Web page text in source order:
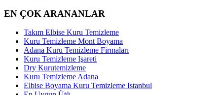
EN ÇOK ARANANLAR
Takım Elbise Kuru Temizleme
Kuru Temizleme Mont Boyama
Adana Kuru Temizleme Firmaları
Kuru Temizleme Işareti
Dry Kurutemizleme
Kuru Temizleme Adana
Elbise Boyama Kuru Temizleme Istanbul